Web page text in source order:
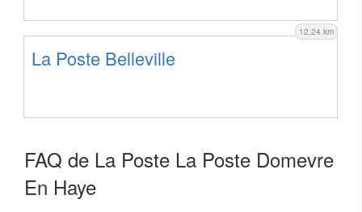
12,24 km
La Poste Belleville
FAQ de La Poste La Poste Domevre
En Haye